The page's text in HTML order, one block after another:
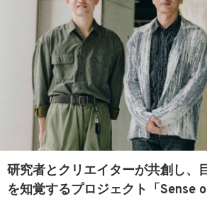
研究者とクリエイターが共創し、
を知覚するプロジェクト「Sense